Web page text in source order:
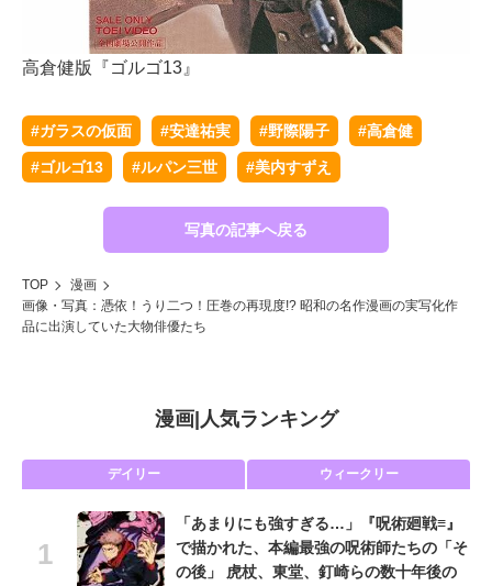
高倉健版『ゴルゴ13』
#ガラスの仮面 #安達祐実 #野際陽子 #高倉健
#ゴルゴ13 #ルパン三世 #美内すずえ
写真の記事へ戻る
TOP
漫画
画像・写真：憑依！うり二つ！圧巻の再現度!? 昭和の名作漫画の実写化作
品に出演していた大物俳優たち
漫画| 人気ランキング
デイリー ウィークリー
「あまりにも強すぎる…」『呪術廻戦≡』
で描かれた、本編最強の呪術師たちの「そ
の後」 虎杖、東堂、釘崎らの数十年後の